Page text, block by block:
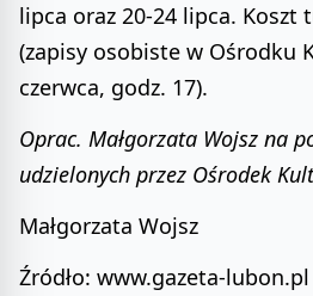
lipca oraz 20-24 lipca. Koszt
(zapisy osobiste w Ośrodku
czerwca, godz. 17).
Oprac. Małgorzata Wojsz na
udzielonych przez Ośrodek
Małgorzata Wojsz
Źródło: www.gazeta-lubon.pl